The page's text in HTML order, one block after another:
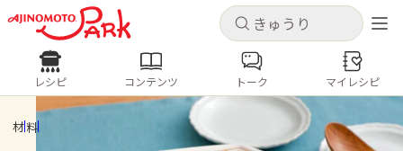
キャンセル
ログインするとレシピを保存できます
新規登録
キャンセル
レシピ コンテンツ
レシピ コンテンツ トーク マイレシピ
材料